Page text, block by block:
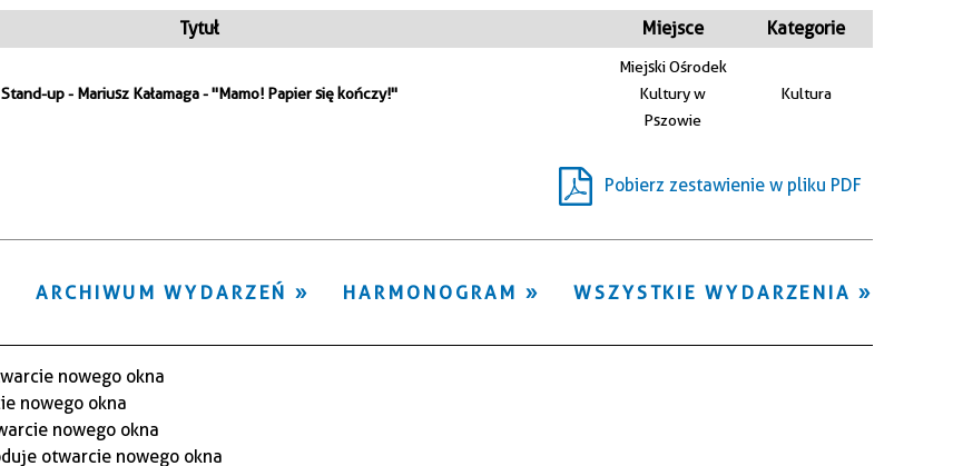
Kategoria
Trwające w
Miejsce
ten
Tytuł Miejsce Kategorie
Stand-up - Mariusz Kałamaga - "Mamo! Papier się kończy!"
Miejski Ośrodek
Kultury w
Pszowie
Kultura
Pobierz zestawienie w pliku PDF
WSZYSTKIE WYDARZENIA
HARMONOGRAM
ARCHIWUM WYDARZEŃ